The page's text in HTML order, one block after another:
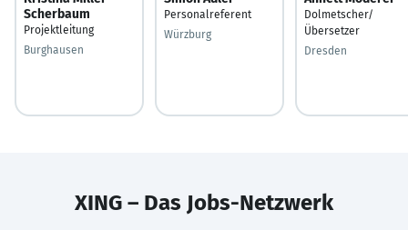
Scherbaum
Projektleitung
Burghausen
Personalreferent
Würzburg
Dolmetscher/
Übersetzer
Dresden
XING – Das Jobs-Netzwerk